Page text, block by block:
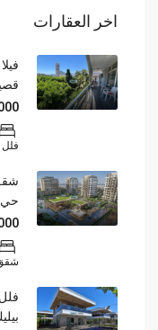
اخر العقارات
فلل
حي